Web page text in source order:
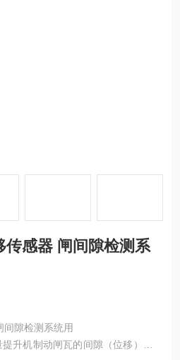
隙检测系
机ZJ10-1位移传感器 闸间隙检测系统用
升机制动闸瓦的间隙（位移）而设